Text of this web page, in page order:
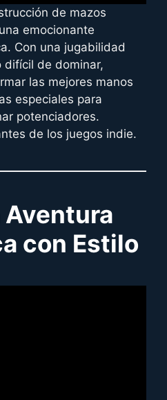
de mazos
emocionante
Con una jugabilidad
difícil de dominar,
las mejores manos
especiales para
potenciadores.
de los juegos indie.
Aventura
con Estilo